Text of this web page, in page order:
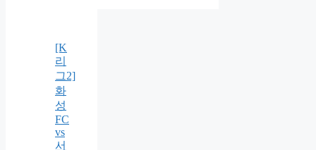
[K
리
그2]
화
성
FC
vs
서